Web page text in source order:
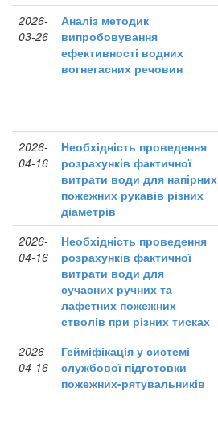
2026-
03-26
Аналіз методик
випробовування
ефективності водних
вогнегасних речовин
2026-
04-16
Необхідність проведення
розрахунків фактичної
витрати води для напірних
пожежних рукавів різних
діаметрів
2026-
04-16
Необхідність проведення
розрахунків фактичної
витрати води для
сучасних ручних та
лафетних пожежних
стволів при різних тисках
2026-
04-16
Гейміфікація у системі
службової підготовки
пожежних-рятувальників